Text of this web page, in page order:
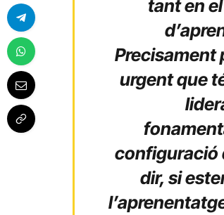
tant en
Precisament
urgent que
configuració
dir, si